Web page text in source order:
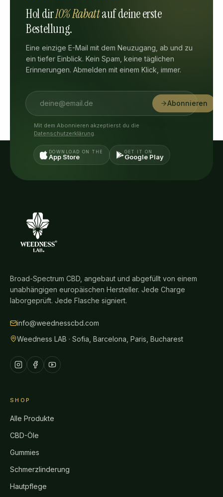
Hol dir10% Rabattauf deine erste
Bestellung.
Eine einzige E-Mail mit dem Neuzugang, ab und zu
ein tiefer Einblick. Kein Spam, keine täglichen
Erinnerungen. Abmelden mit einem Klick, immer.
Abonnieren
Mit dem Abonnieren akzeptierst du die
Datenschutzerklärung.
DOWNLOAD ON THE
App Store
GET IT ON
Google Play
Broad-Spectrum CBD, angebaut und abgefüllt von einem
unabhängigen europäischen Hersteller. Jede Charge
laborgeprüft. Jede Flasche signiert.
info@weednesscbd.com
Weedness LAB · Sofia, Barcelona, Paris, Bucharest
SHOP
Alle Produkte
CBD-Öle
Gummies
Schmerzlinderung
Hautpflege